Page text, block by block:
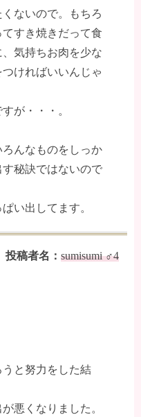
ないので。もちろ
すき焼きだって食
気持ちお肉を少な
ければいいんじゃ
が・・・。
んなものをしっか
秘訣ではないので
い出してます。
稿者名： sumisumi ♂4
と努力をした結
悪くなりました。